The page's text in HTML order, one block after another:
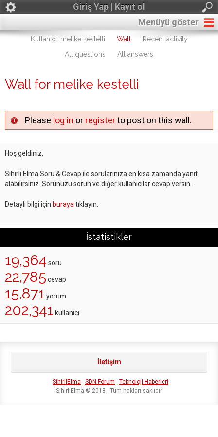
Giriş Yap | Kayıt ol
Menüyü göster
Kullanıcı: melike kestelli Wall
Recent activity
All questions
All answers
Wall for melike kestelli
Please log in or registerto post on this wall.
Hoş geldiniz,
Sihirli Elma Soru & Cevap ile sorularınıza en kısa zamanda yanıt
alabilirsiniz. Sorunuzu sorun ve diğer kullanıcılar cevap versin.
Detaylı bilgi için buraya tıklayın.
İstatistikler
19,364 soru
22,785 cevap
15,871 yorum
202,341 kullanıcı
İletişim
SihirliElma SDN Forum
Teknoloji Haberleri
SihirliElma © 2018 - Tüm hakları saklıdır